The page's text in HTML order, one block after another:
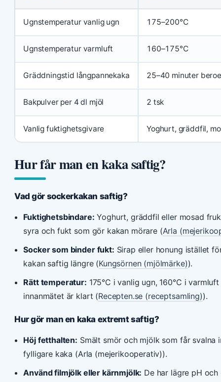
Ugnstemperatur vanlig ugn 175–200°C
Ugnstemperatur varmluft 160–175°C
Gräddningstid långpannekaka 25–40 minuter
Bakpulver per 4 dl mjöl 2 tsk
Vanlig fuktighetsgivare Yoghurt, gräddfil,
Hur får man en kaka saftig?
Vad gör sockerkakan saftig?
Fuktighetsbindare: Yoghurt, gräddfil eller mosad
syra och fukt som gör kakan mörare (Arla
Socker som binder fukt: Sirap eller honung istället
kakan saftig längre (Kungsörnen (mjölmärke)).
Rätt temperatur: 175°C i vanlig ugn, 160°C i
innanmätet är klart (Recepten.se (receptsamling)).
Hur gör man en kaka extremt saftig?
Höj fetthalten: Smält smör och mjölk som får svalna
fylligare kaka (Arla (mejerikooperativ)).
Använd filmjölk eller kärnmjölk: De har lägre pH